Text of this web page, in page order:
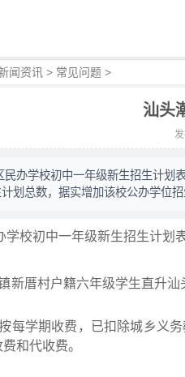
闻资讯 > 常见问题 >
汕头
民办学校初中一年级新生招生计划
划总数，据实增加该校公办学位
校初中一年级新生招生计划表
新厝村户籍六年级学生直升
每学期收费，已扣除城乡义
和代收费。